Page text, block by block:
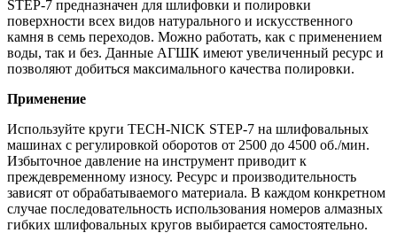
STEP-7 предназначен для шлифовки и полировки
поверхности всех видов натурального и искусственного
камня в семь переходов. Можно работать, как с применением
воды, так и без. Данные АГШК имеют увеличенный ресурс и
позволяют добиться максимального качества полировки.
Применение
Используйте круги TECH-NICK STEP-7 на шлифовальных
машинах с регулировкой оборотов от 2500 до 4500 об./мин.
Избыточное давление на инструмент приводит к
преждевременному износу. Ресурс и производительность
зависят от обрабатываемого материала. В каждом конкретном
случае последовательность использования номеров алмазных
гибких шлифовальных кругов выбирается самостоятельно.